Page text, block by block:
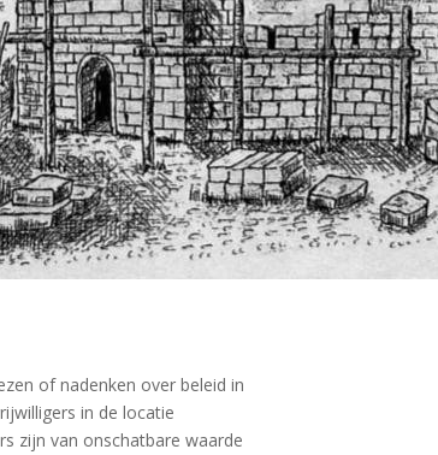
of nadenken over beleid in
in de locatie
zijn van onschatbare waarde